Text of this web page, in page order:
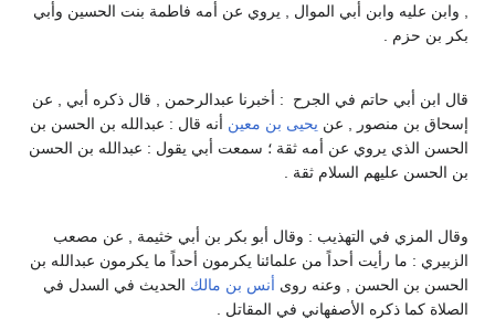
, وابن عليه وابن أبي الموال , يروي عن أمه فاطمة بنت الحسين وأبي
بكر بن حزم .
قال ابن أبي حاتم في الجرح : أخبرنا عبدالرحمن , قال ذكره أبي , عن
إسحاق بن منصور , عن يحيى بن معين أنه قال : عبدالله بن الحسن بن
الحسن الذي يروي عن أمه ثقة ؛ سمعت أبي يقول : عبدالله بن الحسن
بن الحسن عليهم السلام ثقة .
وقال المزي في التهذيب : وقال أبو بكر بن أبي خثيمة , عن مصعب
الزبيري : ما رأيت أحداً من علمائنا يكرمون أحداً ما يكرمون عبدالله بن
الحسن بن الحسن , وعنه روى أنس بن مالك الحديث في السدل في
الصلاة كما ذكره الأصفهاني في المقاتل .